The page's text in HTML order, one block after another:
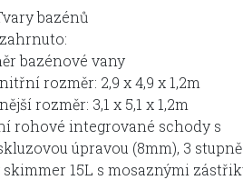
bazénové vany
rozměr: 2,9 x 4,9 x 1,2m
rozměr: 3,1 x 5,1 x 1,2m
rohové integrované schody s
úpravou (8mm), 3 stupně
15L s mosaznými